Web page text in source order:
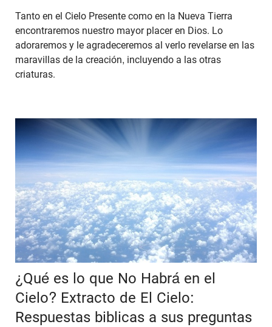
Tanto en el Cielo Presente como en la Nueva Tierra
encontraremos nuestro mayor placer en Dios. Lo
adoraremos y le agradeceremos al verlo revelarse en las
maravillas de la creación, incluyendo a las otras
criaturas.
¿Qué es lo que No Habrá en el
Cielo? Extracto de El Cielo:
Respuestas biblicas a sus preguntas